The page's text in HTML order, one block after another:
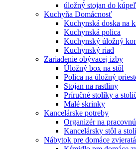
úložný stojan do
Kuchyňa Domácnosť
Kuchynská doska na
Kuchynská polica
Kuchynský úložný
Kuchynský riad
Zariadenie obývacej izby
Úložný box na stôl
Polica na úložný
Stojan na rastliny
Príručné stolíky a
Malé skrinky
Kancelárske potreby
Organizér na
Kancelársky stôl a
Nábytok pre domáce zvieratá